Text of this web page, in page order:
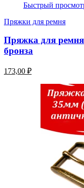
Быстрый
Пряжки для ремня
Пряжка для
бронза
173,00 ₽